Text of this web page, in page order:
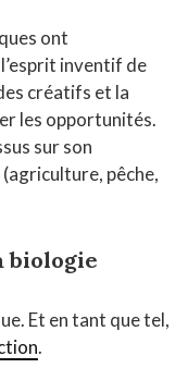
ont
inventif de
créatifs et la
les opportunités.
sur son
pêche,
biologie
Et en tant que tel,
.